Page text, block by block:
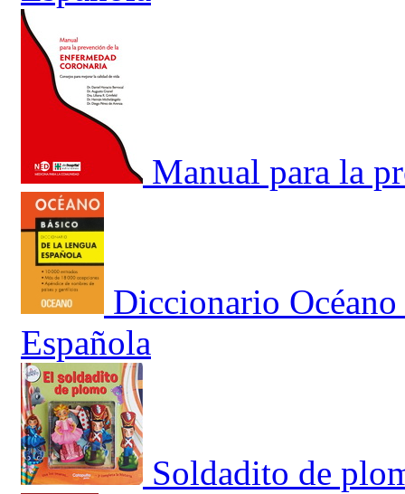
Manual para la
Diccionario
Española
Soldadito de